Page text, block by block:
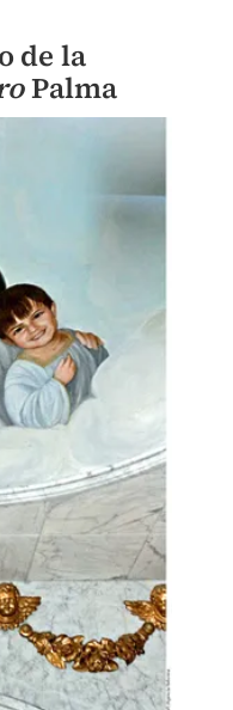
de la
Palma